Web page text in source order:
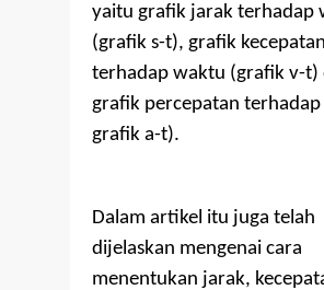
yaitu grafik jarak terhadap
(grafik s-t), grafik kecepatan
terhadap waktu (grafik v-t)
grafik percepatan
grafik a-t).
Dalam artikel itu juga telah
dijelaskan mengenai cara
menentukan jarak,